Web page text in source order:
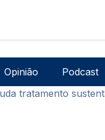
Opinião Podcast
tratamento